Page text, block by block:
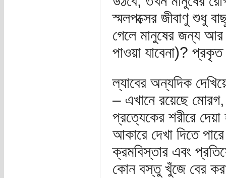
স্মলপক্সের জীবাণু শুধু
গেলে মানুষের জন্য আর
পাওয়া যাবেনা)?
ল্যাবের অন্যদিক
– এখানে রয়েছে
প্রত্যেকের শরীরে
আকারে দেখা দিতে
ক্রমবিস্তার এবং
কোন বস্তু খুঁজে বের